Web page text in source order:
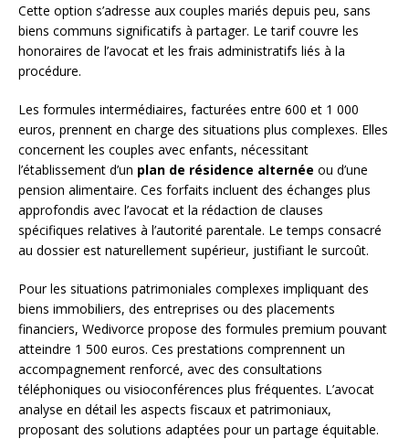
Cette option s’adresse aux couples mariés depuis peu, sans
biens communs significatifs à partager. Le tarif couvre les
honoraires de l’avocat et les frais administratifs liés à la
procédure.
Les formules intermédiaires, facturées entre 600 et 1 000
euros, prennent en charge des situations plus complexes. Elles
concernent les couples avec enfants, nécessitant
l’établissement d’un plan de résidence alternée ou d’une
pension alimentaire. Ces forfaits incluent des échanges plus
approfondis avec l’avocat et la rédaction de clauses
spécifiques relatives à l’autorité parentale. Le temps consacré
au dossier est naturellement supérieur, justifiant le surcoût.
Pour les situations patrimoniales complexes impliquant des
biens immobiliers, des entreprises ou des placements
financiers, Wedivorce propose des formules premium pouvant
atteindre 1 500 euros. Ces prestations comprennent un
accompagnement renforcé, avec des consultations
téléphoniques ou visioconférences plus fréquentes. L’avocat
analyse en détail les aspects fiscaux et patrimoniaux,
proposant des solutions adaptées pour un partage équitable.